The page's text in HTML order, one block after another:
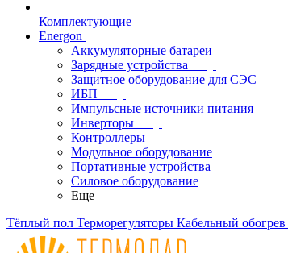
Комплектующие
Energon
Аккумуляторные батареи
Зарядные устройства
Защитное оборудование для СЭС
ИБП
Импульсные источники питания
Инверторы
Контроллеры
Модульное оборудование
Портативные устройства
Силовое оборудование
Еще
Тёплый пол Терморегуляторы Кабельный обогрев